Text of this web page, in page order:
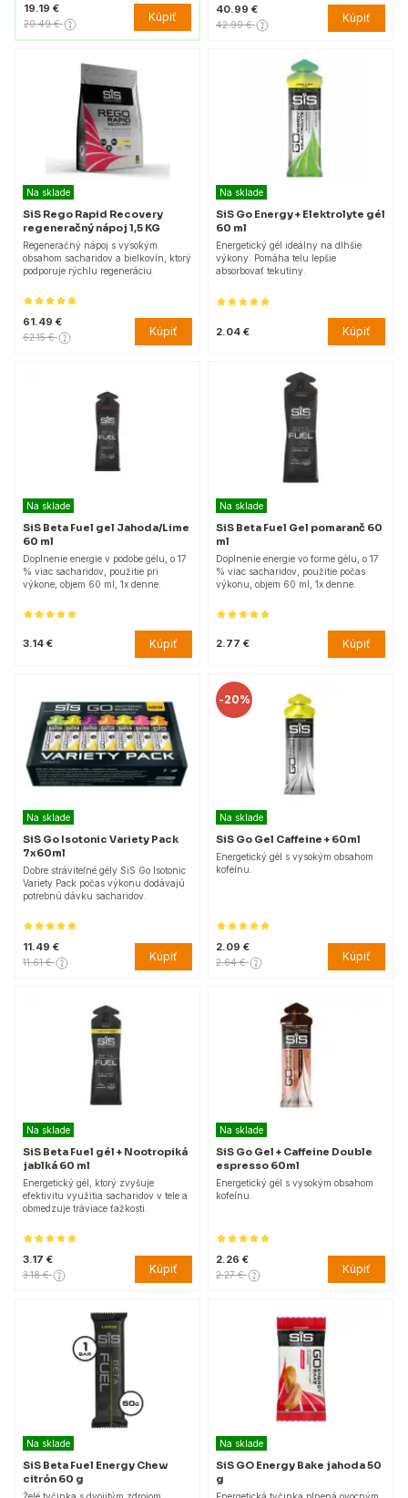
19.19 €
20.49 € Kúpiť
40.99 €
42.99 € Kúpiť
Na sklade
SiS Rego Rapid Recovery
regeneračný nápoj 1,5 KG
Regeneračný nápoj s vysokým
obsahom sacharidov a bielkovín, ktorý
podporuje rýchlu regeneráciu.
61.49 €
62.15 € Kúpiť
Na sklade
SiS Go Energy + Elektrolyte gél
60 ml
Energetický gél ideálny na dlhšie
výkony. Pomáha telu lepšie
absorbovať tekutiny.
2.04 € Kúpiť
Na sklade
SiS Beta Fuel gel Jahoda/Lime
60 ml
Doplnenie energie v podobe gélu, o 17
% viac sacharidov, použitie pri
výkone, objem 60 ml, 1x denne.
3.14 € Kúpiť
Na sklade
SiS Beta Fuel Gel pomaranč 60
ml
Doplnenie energie vo forme gélu, o 17
% viac sacharidov, použitie počas
výkonu, objem 60 ml, 1x denne.
2.77 € Kúpiť
Na sklade
SiS Go Isotonic Variety Pack
7x60ml
Dobre stráviteľné gély SiS Go Isotonic
Variety Pack počas výkonu dodávajú
potrebnú dávku sacharidov.
11.49 €
11.61 € Kúpiť
-20%
Na sklade
SiS Go Gel Caffeine + 60ml
Energetický gél s vysokým obsahom
kofeínu.
2.09 €
2.64 € Kúpiť
Na sklade
SiS Beta Fuel gél + Nootropiká
jablká 60 ml
Energetický gél, ktorý zvyšuje
efektivitu využitia sacharidov v tele a
obmedzuje tráviace ťažkosti.
3.17 €
3.18 € Kúpiť
Na sklade
SiS Go Gel + Caffeine Double
espresso 60ml
Energetický gél s vysokým obsahom
kofeínu.
2.26 €
2.27 € Kúpiť
Na sklade
SiS Beta Fuel Energy Chew
citrón 60 g
Na sklade
SiS GO Energy Bake jahoda 50
g